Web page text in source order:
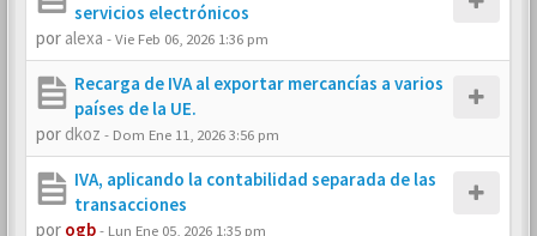
servicios electrónicos
por alexa -Vie Feb 06, 2026 1:36 pm
Recarga de IVA al exportar mercancías a varios
países de la UE.
por dkoz - Dom Ene 11, 2026 3:56 pm
IVA, aplicando la contabilidad separada de las
transacciones
por ogb- Lun Ene 05, 2026 1:35 pm